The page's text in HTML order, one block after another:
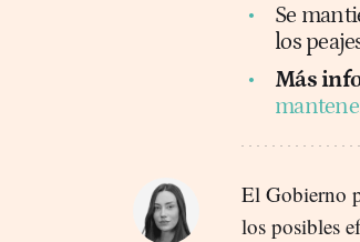
Se
los
Más
El Gobierno
los posibles